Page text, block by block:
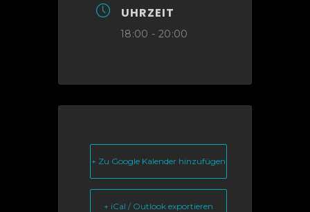
UHRZEIT
18:00 - 20:00
+ Zu Google Kalender hinzufügen
+ iCal / Outlook exportieren